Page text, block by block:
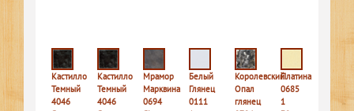
Кастилло
Темный
4046
Кастилло
Темный
4046
Мрамор
Марквина
0694
Белый
Глянец
0111
Королевский
Опал
глянец
Платина
0685
1